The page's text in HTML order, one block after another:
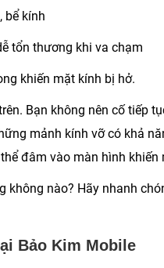
bể kính
tổn thương khi va chạm
khiến mặt kính bị hở.
Bạn không nên cố tiếp
mảnh kính vỡ có khả
đâm vào màn hình khiến
nào? Hãy nhanh
Bảo Kim Mobile